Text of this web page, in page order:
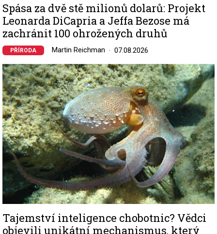
Spása za dvě stě milionů dolarů: Projekt
Leonarda DiCapria a Jeffa Bezose má
zachránit 100 ohrožených druhů
PŘÍRODA Martin Reichman 07.08.2026
Image
Tajemství inteligence chobotnic? Vědci
objevili unikátní mechanismus, který